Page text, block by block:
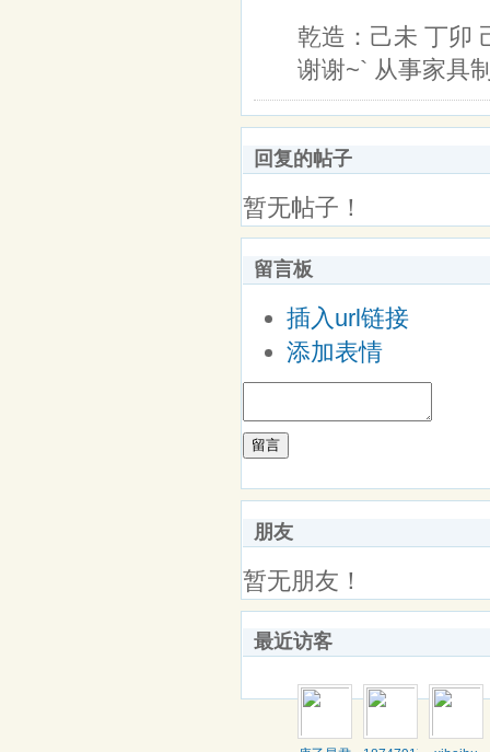
乾造：己未 丁卯
谢谢~` 从事家具
回复的帖子
暂无帖子！
留言板
插入url链接
添加表情
留言
朋友
暂无朋友！
最近访客